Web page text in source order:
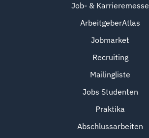
Job- & Karrieremesse
ArbeitgeberAtlas
Jobmarket
Recruiting
Mailingliste
Jobs Studenten
Praktika
Abschlussarbeiten